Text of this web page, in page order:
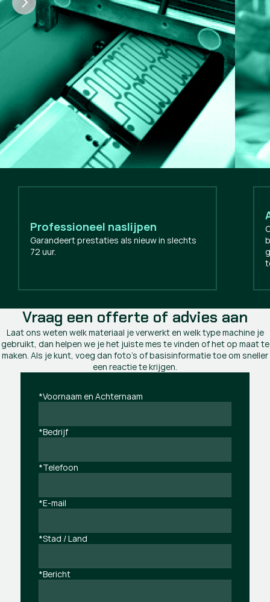
Professioneel naslijpen
Garandeert prestaties als nieuw in slechts
72 uur.
Vraag een offerte of advies aan
Laat ons weten welk materiaal je verwerkt en welk type machine je
gebruikt, dan helpen we je het juiste mes te vinden of het op maat te
maken. Als je kunt, voeg dan foto's of basisinformatie toe om sneller
een reactie te krijgen.
*Voornaam en Achternaam
*Bedrijf
*Telefoon
*E-mail
*Stad / Land
*Bericht